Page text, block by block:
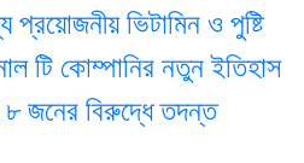
ভিটামিন ও পুষ্টি
টি কোম্পানির নতুন ইতিহাস
জনের বিরুদ্ধে তদন্ত